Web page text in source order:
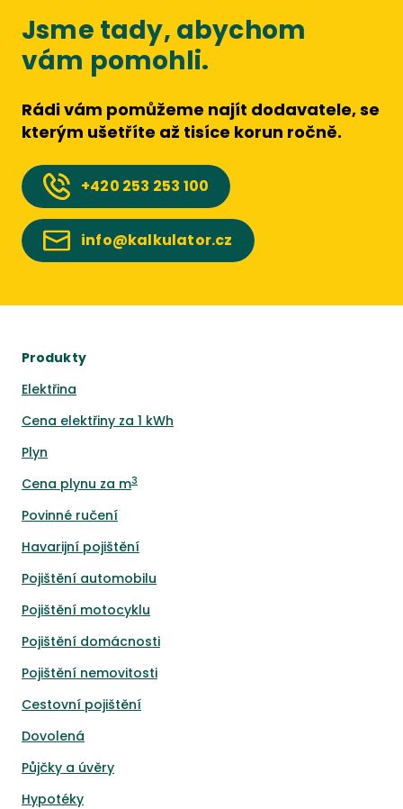
Jsme tady, abychom
vám pomohli.
Rádi vám pomůžeme najít dodavatele, se
kterým ušetříte až tisíce korun ročně.
+420 253 253 100
info@kalkulator.cz
Produkty
Elektřina
Cena elektřiny za 1 kWh
Plyn
Cena plynu za m3
Povinné ručení
Havarijní pojištění
Pojištění automobilu
Pojištění motocyklu
Pojištění domácnosti
Pojištění nemovitosti
Cestovní pojištění
Dovolená
Půjčky a úvěry
Hypotéky